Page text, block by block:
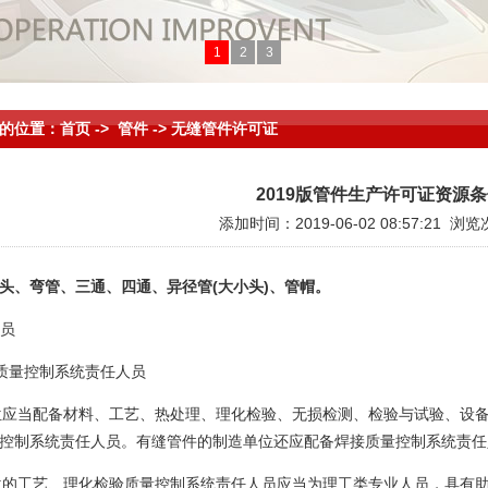
1 2 3
位置：首页 -> 管件 -> 无缝管件许可证
2019版管件生产许可证资源
添加时间：2019-06-02 08:57:21 浏览
、弯管、三通、四通、异径管(大小头)、管帽。
量控制系统责任人员
当配备材料、工艺、热处理、理化检验、无损检测、检验与试验、设
制系统责任人员。有缝管件的制造单位还应配备焊接质量控制系统责
工艺、理化检验质量控制系统责任人员应当为理工类专业人员，具有